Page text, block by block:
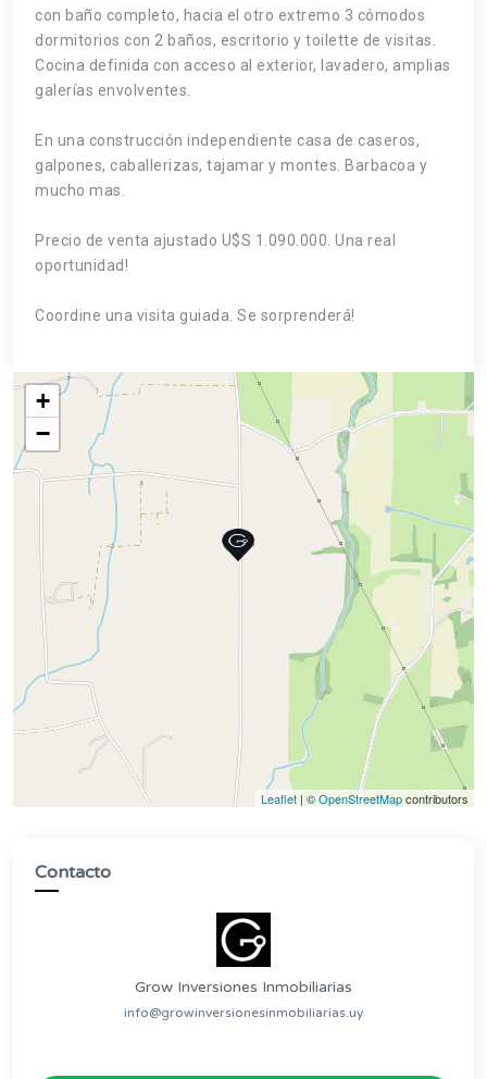
con baño completo, hacia el otro extremo 3 cómodos
dormitorios con 2 baños, escritorio y toilette de visitas.
Cocina definida con acceso al exterior, lavadero, amplias
galerías envolventes.
En una construcción independiente casa de caseros,
galpones, caballerizas, tajamar y montes. Barbacoa y
mucho mas.
Precio de venta ajustado U$S 1.090.000. Una real
oportunidad!
Coordine una visita guiada. Se sorprenderá!
+
−
Leaflet | ©OpenStreetMapcontributors
Contacto
Grow Inversiones Inmobiliarias
info@growinversionesinmobiliarias.uy